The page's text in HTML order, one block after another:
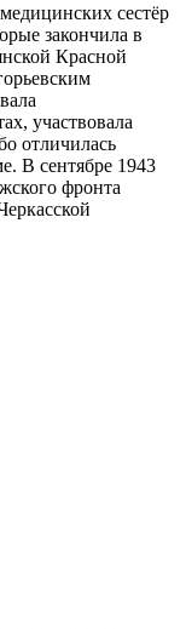
сестёр
закончила в
Красной
участвовала
отличилась
В сентябре 1943
фронта